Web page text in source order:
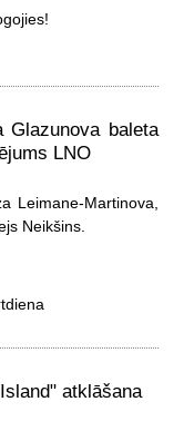
Glazunova baleta
LNO
Leimane-Martinova,
Neikšins.
atklāšana